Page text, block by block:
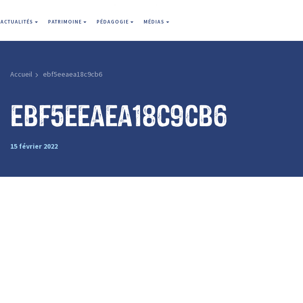
ACTUALITÉS PATRIMOINE PÉDAGOGIE MÉDIAS
Accueil ebf5eeaea18c9cb6
ebf5eeaea18c9cb6
15 février 2022